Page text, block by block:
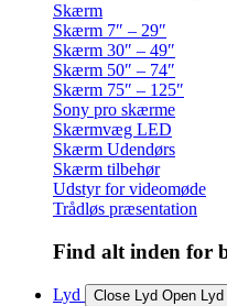
Skærm
Skærm 7″ – 29″
Skærm 30″ – 49″
Skærm 50″ – 74″
Skærm 75″ – 125″
Sony pro skærme
Skærmvæg LED
Skærm Udendørs
Skærm tilbehør
Udstyr for videomøde
Trådløs præsentation
Find alt inden for
Lyd Close Lyd Open Lyd